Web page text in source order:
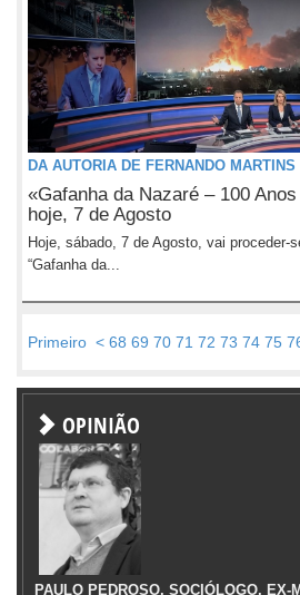
DA AUTORIA DE FERNANDO MARTINS
«Gafanha da Nazaré – 100
hoje, 7 de Agosto
Hoje, sábado, 7 de Agosto, vai proceder-
“Gafanha da...
Primeiro < 68 69 70 71 72 73 74 75
OPINIÃO
PAULO PEDROSO, SOCIÓLOGO, EX-